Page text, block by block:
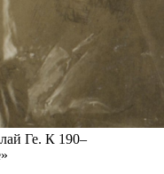
Ге. К 190–